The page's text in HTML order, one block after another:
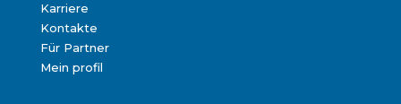
Karriere
Kontakte
Für Partner
Mein profil